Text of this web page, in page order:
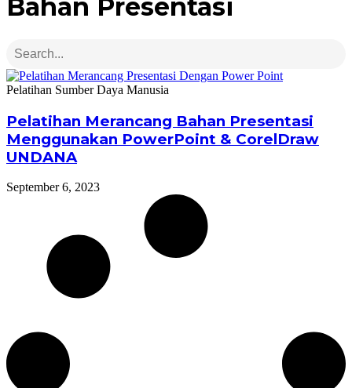
Bahan Presentasi
Pelatihan Sumber Daya Manusia
Pelatihan Merancang Bahan Presentasi
Menggunakan PowerPoint & CorelDraw
UNDANA
September 6, 2023